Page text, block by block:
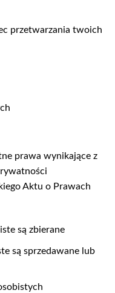
przetwarzania twoich
prawa wynikające z
Aktu o Prawach
są zbierane
są sprzedawane lub